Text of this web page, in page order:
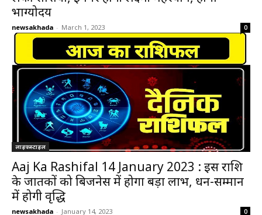
भाग्योदय
newsakhada - March 1, 2023 0
लाइफस्टाइल
Aaj Ka Rashifal 14 January 2023 : इस राशि
के जातकों को बिजनेस में होगा बड़ा लाभ, धन-सम्मान
में होगी वृद्धि
newsakhada - January 14, 2023 0